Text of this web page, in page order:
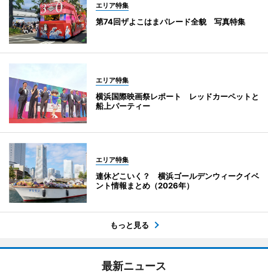
エリア特集
第74回ザよこはまパレード全貌 写真特集
エリア特集
横浜国際映画祭レポート レッドカーペットと
船上パーティー
エリア特集
連休どこいく？ 横浜ゴールデンウィークイベ
ント情報まとめ（2026年）
もっと見る
最新ニュース